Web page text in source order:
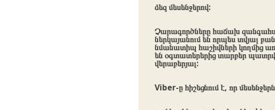
ձեզ մեսենջերով:
Չարագործները հաճախ
ներկայանում են որպես տվյալ
նմանատիպ հաշիվների կողմից
են օգտատերերից տարբեր
վերաբերյալ:
Viber-ը հիշեցնում է, որ